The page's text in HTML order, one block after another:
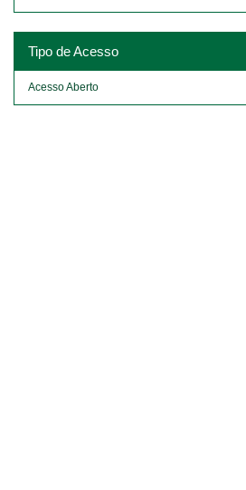
Tipo de Acesso
Acesso Aberto